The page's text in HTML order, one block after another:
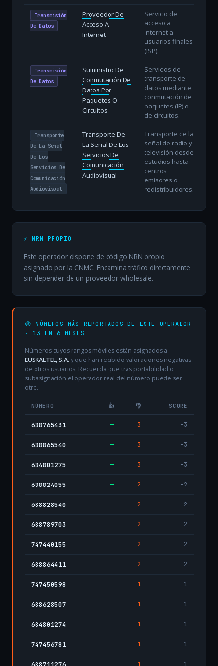
Transmisión
De Datos
Proveedor De
Acceso A
Internet
Servicio de
acceso a
internet a
usuarios finales
(ISP).
Transmisión
De Datos
Suministro De
Conmutación De
Datos Por
Paquetes O
Circuitos
Servicios de
transporte de
datos mediante
conmutación de
paquetes (IP) o
de circuitos.
Transporte
De La Señal
De Los
Servicios De
Comunicación
Audiovisual
Transporte De
La Señal De Los
Servicios De
Comunicación
Audiovisual
Transporte de la
señal de radio y
televisión desde
estudios hasta
centros
emisores o
redistribuidores.
⚡ NRN PROPIO
Este operador dispone de código NRN propio
asignado por la CNMC. Encamina tráfico directamente
sin depender de un proveedor wholesale.
😡 NÚMEROS MÁS REPORTADOS DE ESTE OPERADOR
· 13 EN 6 MESES
Números cuyos rangos móviles están asignados a
EUSKALTEL, S.A. y que han recibido valoraciones negativas
de otros usuarios. Recuerda que tras portabilidad o
subasignación el operador real del número puede ser
otro.
NÚMERO 👍 👎 SCORE
688765431 — 3 -3
688865540 — 3 -3
684801275 — 3 -3
688824055 — 2 -2
688828540 — 2 -2
688789703 — 2 -2
747440155 — 2 -2
688864411 — 2 -2
747450598 — 1 -1
688628507 — 1 -1
684801274 — 1 -1
747456781 — 1 -1
688711276 — 1 -1